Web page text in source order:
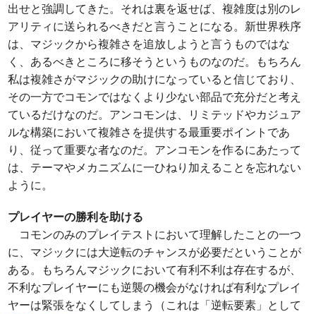
出せと強調してきた。それは裏を返せば、複雑度は別のレ
アリティに送られるべきだと言うことになる。新世界秩序
は、マジックから複雑さを追放しようと言うものではな
く、あるべきところに移そうというものなのだ。もちろん
私は複雑さがマジックの助けになっていると信じており、
その一方でコモンではなくより少ない部品で充分だと考え
ているだけなのだ。アンコモンは、リミテッドやカジュア
ルな構築において複雑さを提供する最重要ポイントであ
り、従って重要な者なのだ。アンコモンを作るにあたって
は、テーマやメカニズムに一ひねり加えることを忘れない
ように。
プレイヤーの勝利を助ける
コモンのみのプレイテストにおいて理解したことの一つ
に、マジックには大逆転のチャンスが必要だということが
ある。もちろんマジックにおいて有利不利は存在するが、
不利なプレイヤーにも逆襲の機会がなければ有利なプレイ
ヤーは緊張をなくしてしまう（これは「逆転要素」として